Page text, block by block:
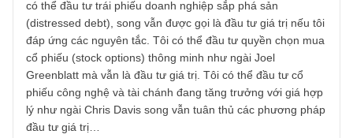
Chúng tôi không bảo vệ ngài Buffett hay bất kỳ các quyết
định nào của ông – ông vẫn đầu tư sai một số công ty như
IBM, Kraft, hay các hãng hàng không gần đây, song
tôi phản biện rằng: việc quy chụp đầu tư các công ty công
nghệ không phải đầu tư giá trị là một nhận định sai lầm (a
wrong statement).
Đầu tư giá trị là một triết lý, là phương pháp đầu tư chứ